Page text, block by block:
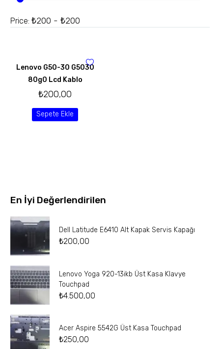
Price: ₺200 - ₺200
Lenovo G50-30 G5030
80g0 Lcd Kablo
₺200,00
Sepete Ekle
En İyi Değerlendirilen
Dell Latitude E6410 Alt Kapak Servis Kapağı
₺200,00
Lenovo Yoga 920-13ikb Üst Kasa Klavye
Touchpad
₺4.500,00
Acer Aspire 5542G Üst Kasa Touchpad
₺250,00